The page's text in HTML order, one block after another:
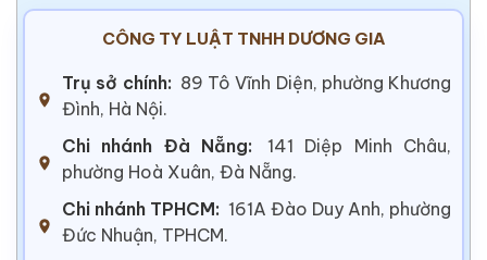
CÔNG TY LUẬT TNHH DƯƠNG GIA
Trụ sở chính: 89 Tô Vĩnh Diện, phường Khương
Đình, Hà Nội.
Chi nhánh Đà Nẵng:
141 Diệp Minh Châu,
phường Hoà Xuân, Đà Nẵng.
Chi nhánh TPHCM: 161A Đào Duy Anh, phường
Đức Nhuận, TPHCM.